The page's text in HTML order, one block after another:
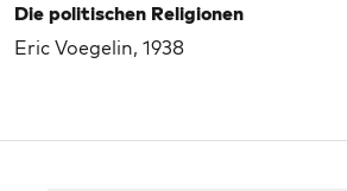
Die politischen Religionen
Eric Voegelin, 1938